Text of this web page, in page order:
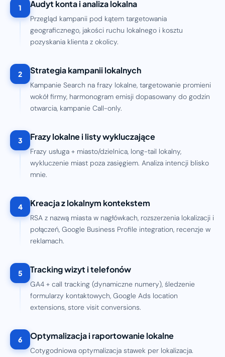
1 Audyt konta i analiza lokalna
Przegląd kampanii pod kątem targetowania
geograficznego, jakości ruchu lokalnego i kosztu
pozyskania klienta z okolicy.
2 Strategia kampanii lokalnych
Kampanie Search na frazy lokalne, targetowanie promieni
wokół firmy, harmonogram emisji dopasowany do godzin
otwarcia, kampanie Call-only.
3 Frazy lokalne i listy wykluczające
Frazy usługa + miasto/dzielnica, long-tail lokalny,
wykluczenie miast poza zasięgiem. Analiza intencji blisko
mnie.
4 Kreacja z lokalnym kontekstem
RSA z nazwą miasta w nagłówkach, rozszerzenia lokalizacji i
połączeń, Google Business Profile integration, recenzje w
reklamach.
5 Tracking wizyt i telefonów
GA4 + call tracking (dynamiczne numery), śledzenie
formularzy kontaktowych, Google Ads location
extensions, store visit conversions.
6 Optymalizacja i raportowanie lokalne
Cotygodniowa optymalizacja stawek per lokalizacja.